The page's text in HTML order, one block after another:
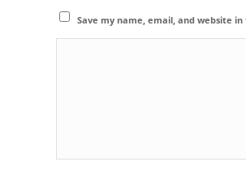
Save my name, email, and website